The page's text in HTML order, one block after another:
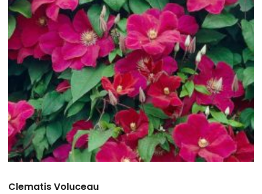
Clematis Voluceau